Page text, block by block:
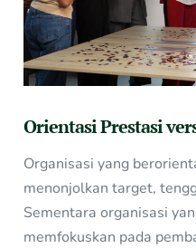
Orientasi Prestasi
Organisasi yang
menonjolkan target,
Sementara organisasi
memfokuskan pada